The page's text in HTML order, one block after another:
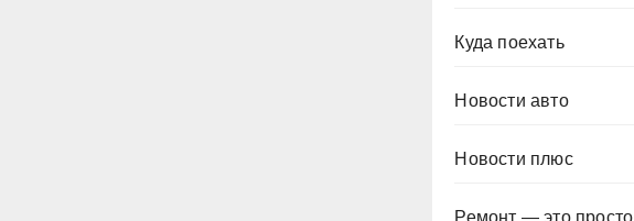
Куда поехать
Новости авто
Новости плюс
Ремонт — это просто